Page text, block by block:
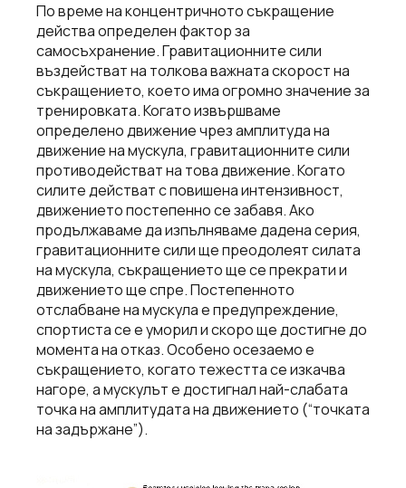
По време на концентричното съкращение
действа определен фактор за
самосъхранение. Гравитационните сили
въздействат на толкова важната скорост на
съкращението, което има огромно значение за
тренировката. Когато извършваме
определено движение чрез амплитуда на
движение на мускула, гравитационните сили
противодействат на това движение. Когато
силите действат с повишена интензивност,
движението постепенно се забавя. Ако
продължаваме да изпълняваме дадена серия,
гравитационните сили ще преодолеят силата
на мускула, съкращението ще се прекрати и
движението ще спре. Постепенното
отслабване на мускула е предупреждение,
спортиста се е уморил и скоро ще достигне до
момента на отказ. Особено осезаемо е
съкращението, когато тежестта се изкачва
нагоре, а мускулът е достигнал най-слабата
точка на амплитудата на движението (“точката
на задържане”).